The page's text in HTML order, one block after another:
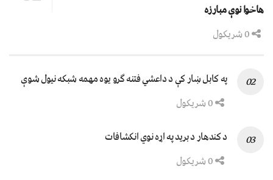
هاخوا نوې مبارزه
په کابل ښار کې د داعشي فتنه ګرو يوه مهمه شبکه نيول شوې
د کندهار د برید په اړه نوي انکشافات